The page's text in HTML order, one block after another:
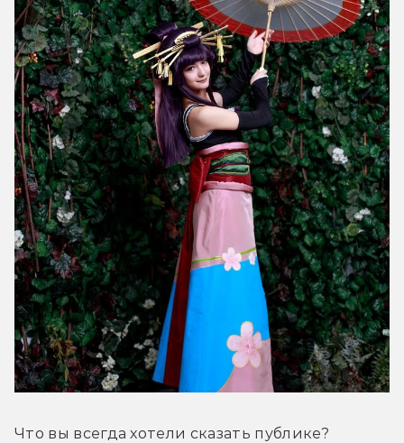
Что вы всегда хотели сказать публике?